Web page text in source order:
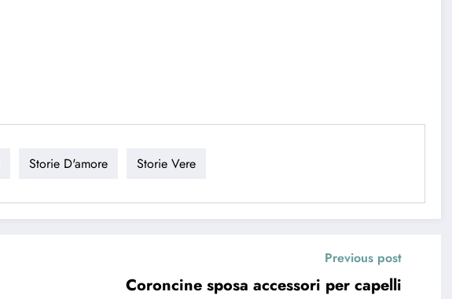
Storie D'amore Storie Vere
Previous post
Coroncine sposa accessori per capelli